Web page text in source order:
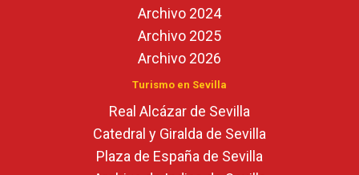
Archivo 2024
Archivo 2025
Archivo 2026
Turismo en Sevilla
Real Alcázar de Sevilla
Catedral y Giralda de Sevilla
Plaza de España de Sevilla